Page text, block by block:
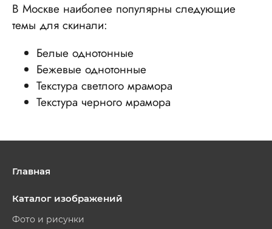
В Москве наиболее популярны следующие
темы для скинали:
Белые однотонные
Бежевые однотонные
Текстура светлого мрамора
Текстура черного мрамора
Главная
Каталог изображений
Фото и рисунки